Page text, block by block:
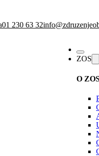
01 230 63 32
ZOS
O